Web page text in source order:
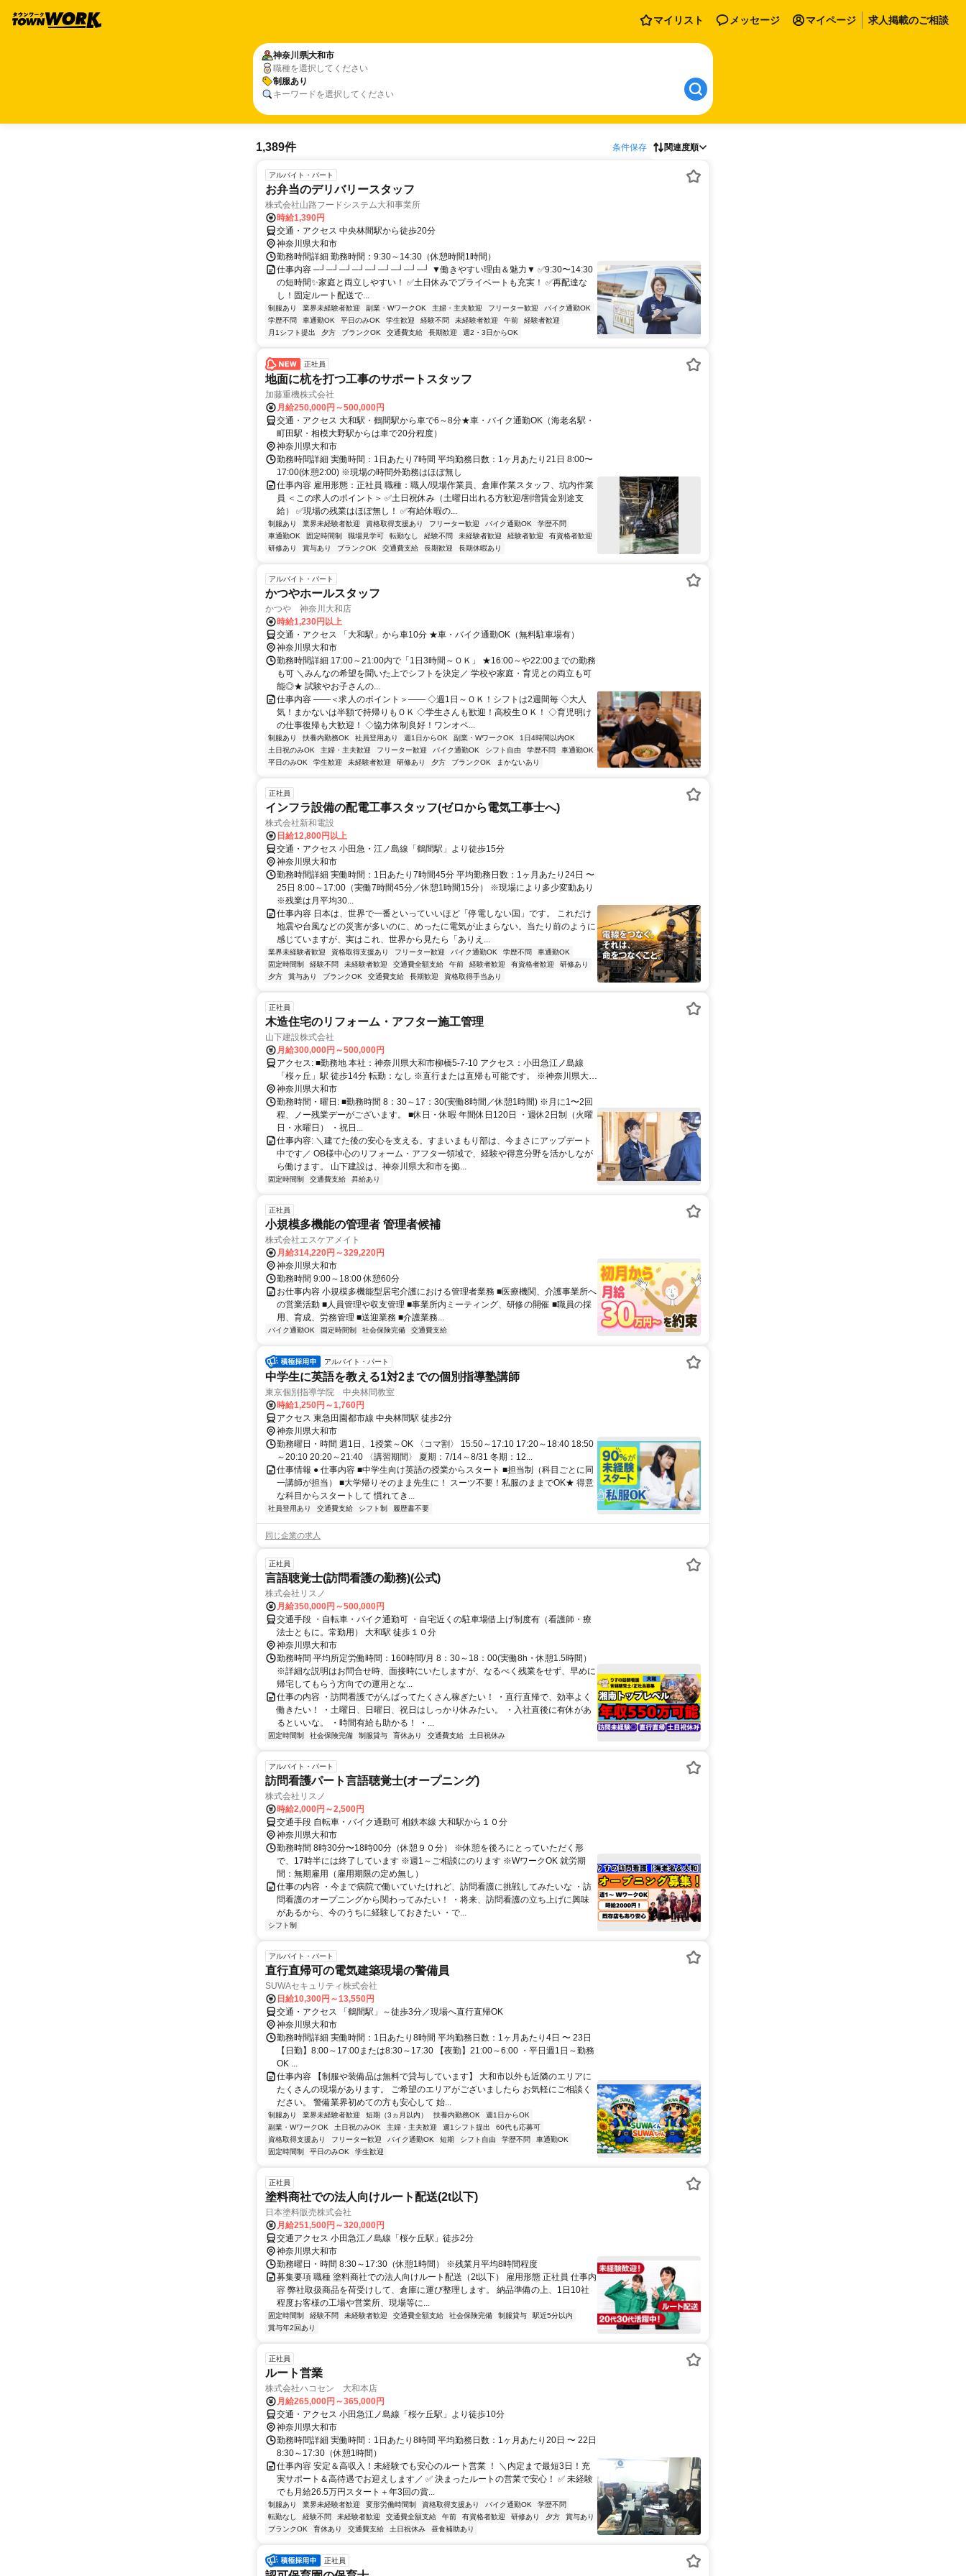
マイリスト メッセージ マイページ 求人掲載のご相談
神奈川県大和市
職種を選択してください
制服あり
キーワードを選択してください
1,389件 条件保存 関連度順
アルバイト・パート
お弁当のデリバリースタッフ
株式会社山路フードシステム大和事業所
時給1,390円
交通・アクセス 中央林間駅から徒歩20分
神奈川県大和市
勤務時間詳細 勤務時間：9:30～14:30（休憩時間1時間）
仕事内容 ─┘─┘─┘─┘─┘─┘─┘─┘─┘ ▼働きやすい理由＆魅力▼ ✅9:30〜14:30
の短時間✨家庭と両立しやすい！ ✅土日休みでプライベートも充実！ ✅再配達な
し！固定ルート配送で...
制服あり 業界未経験者歓迎 副業・WワークOK 主婦・主夫歓迎 フリーター歓迎
バイク通勤OK
学歴不問
車通勤OK 平日のみOK 学生歓迎 経験不問 未経験者歓迎 午前
経験者歓迎
月1シフト提出
夕方 ブランクOK 交通費支給 長期歓迎 週2・3日からOK
正社員
地面に杭を打つ工事のサポートスタッフ
加藤重機株式会社
月給250,000円～500,000円
交通・アクセス 大和駅・鶴間駅から車で6～8分★車・バイク通勤OK（海老名駅・
町田駅・相模大野駅からは車で20分程度）
神奈川県大和市
勤務時間詳細 実働時間：1日あたり7時間 平均勤務日数：1ヶ月あたり21日 8:00〜
17:00(休憩2:00) ※現場の時間外勤務はほぼ無し
仕事内容 雇用形態：正社員 職種：職人/現場作業員、倉庫作業スタッフ、坑内作業
員 ＜この求人のポイント＞ ✅土日祝休み（土曜日出れる方歓迎/割増賃金別途支
給） ✅現場の残業はほぼ無し！ ✅有給休暇の...
制服あり 業界未経験者歓迎 資格取得支援あり フリーター歓迎 バイク通勤OK
学歴不問
車通勤OK
固定時間制 職場見学可 転勤なし 経験不問 未経験者歓迎 経験者歓迎
有資格者歓迎
研修あり
賞与あり ブランクOK 交通費支給 長期歓迎 長期休暇あり
アルバイト・パート
かつやホールスタッフ
かつや 神奈川大和店
時給1,230円以上
交通・アクセス 「大和駅」から車10分 ★車・バイク通勤OK（無料駐車場有）
神奈川県大和市
勤務時間詳細 17:00～21:00内で「1日3時間～ＯＫ」 ★16:00～や22:00までの勤務
も可 ＼みんなの希望を聞いた上でシフトを決定／ 学校や家庭・育児との両立も可
能◎★ 試験やお子さんの...
仕事内容 ――＜求人のポイント＞―― ◇週1日～ＯＫ！シフトは2週間毎 ◇大人
気！まかないは半額で持帰りもＯＫ ◇学生さんも歓迎！高校生ＯＫ！ ◇育児明け
の仕事復帰も大歓迎！ ◇協力体制良好！ワンオペ...
制服あり 扶養内勤務OK 社員登用あり 週1日からOK 副業・WワークOK
1日4時間以内OK
土日祝のみOK
主婦・主夫歓迎 フリーター歓迎 バイク通勤OK シフト自由 学歴不問
車通勤OK
平日のみOK
学生歓迎 未経験者歓迎 研修あり 夕方 ブランクOK まかないあり
正社員
インフラ設備の配電工事スタッフ(ゼロから電気工事士へ)
株式会社新和電設
日給12,800円以上
交通・アクセス 小田急・江ノ島線「鶴間駅」より徒歩15分
神奈川県大和市
勤務時間詳細 実働時間：1日あたり7時間45分 平均勤務日数：1ヶ月あたり24日 〜
25日 8:00～17:00（実働7時間45分／休憩1時間15分） ※現場により多少変動あり
※残業は月平均30...
仕事内容 日本は、世界で一番といっていいほど「停電しない国」です。 これだけ
地震や台風などの災害が多いのに、めったに電気が止まらない。当たり前のように
感じていますが、実はこれ、世界から見たら「ありえ...
業界未経験者歓迎 資格取得支援あり フリーター歓迎 バイク通勤OK 学歴不問
車通勤OK
固定時間制
経験不問 未経験者歓迎 交通費全額支給 午前 経験者歓迎 有資格者歓迎
研修あり
夕方
賞与あり ブランクOK 交通費支給 長期歓迎 資格取得手当あり
正社員
木造住宅のリフォーム・アフター施工管理
山下建設株式会社
月給300,000円～500,000円
アクセス: ■勤務地 本社：神奈川県大和市柳橋5-7-10 アクセス：小田急江ノ島線
「桜ヶ丘」駅 徒歩14分 転勤：なし ※直行または直帰も可能です。 ※神奈川県大和
市は、都心方面や湘南エリアへのアクセスもしやすい立地です。 【UIターン歓
迎】 県外からの転職や転居を伴う入社についても、できる限りサポートしたいと
考えています。 タイミングや空き状況によっては、家賃3万円で入居可能な賃貸物
件をご案内できる場合があります。 また、転居が必要な場合は、引っ越し費用の
一部補助もございます。 詳細は状況により異なりますので、まずはお気軽にご相
談ください。
神奈川県大和市
勤務時間・曜日: ■勤務時間 8：30～17：30(実働8時間／休憩1時間) ※月に1〜2回
程、ノー残業デーがございます。 ■休日・休暇 年間休日120日 ・週休2日制（火曜
日・水曜日） ・祝日...
仕事内容: ＼建てた後の安心を支える。すまいまもり部は、今まさにアップデート
中です／ OB様中心のリフォーム・アフター領域で、経験や得意分野を活かしなが
ら働けます。 山下建設は、神奈川県大和市を拠...
固定時間制 交通費支給 昇給あり
正社員
小規模多機能の管理者 管理者候補
株式会社エスケアメイト
月給314,220円～329,220円
神奈川県大和市
勤務時間 9:00～18:00 休憩60分
お仕事内容 小規模多機能型居宅介護における管理者業務 ■医療機関、介護事業所へ
の営業活動 ■人員管理や収支管理 ■事業所内ミーティング、研修の開催 ■職員の採
用、育成、労務管理 ■送迎業務 ■介護業務...
バイク通勤OK 固定時間制 社会保険完備 交通費支給
アルバイト・パート
中学生に英語を教える1対2までの個別指導塾講師
東京個別指導学院 中央林間教室
時給1,250円～1,760円
アクセス 東急田園都市線 中央林間駅 徒歩2分
神奈川県大和市
勤務曜日・時間 週1日、1授業～OK 〈コマ割〉 15:50～17:10 17:20～18:40 18:50
～20:10 20:20～21:40 〈講習期間〉 夏期：7/14～8/31 冬期：12...
仕事情報 ● 仕事内容 ■中学生向け英語の授業からスタート ■担当制（科目ごとに同
一講師が担当） ■大学帰りそのまま先生に！ スーツ不要！私服のままでOK★ 得意
な科目からスタートして 慣れてき...
社員登用あり 交通費支給 シフト制 履歴書不要
同じ企業の求人
正社員
言語聴覚士(訪問看護の勤務)(公式)
株式会社リスノ
月給350,000円～500,000円
交通手段 ・自転車・バイク通勤可 ・自宅近くの駐車場借上げ制度有（看護師・療
法士ともに。常勤用） 大和駅 徒歩１０分
神奈川県大和市
勤務時間 平均所定労働時間：160時間/月 8：30～18：00(実働8h・休憩1.5時間）
※詳細な説明はお問合せ時、面接時にいたしますが、なるべく残業をせず、早めに
帰宅してもらう方向での運用とな...
仕事の内容 ・訪問看護でがんばってたくさん稼ぎたい！ ・直行直帰で、効率よく
働きたい！ ・土曜日、日曜日、祝日はしっかり休みたい。 ・入社直後に有休があ
るといいな。 ・時間有給も助かる！ ・...
固定時間制 社会保険完備 制服貸与 育休あり 交通費支給 土日祝休み
アルバイト・パート
訪問看護パート言語聴覚士(オープニング)
株式会社リスノ
時給2,000円～2,500円
交通手段 自転車・バイク通勤可 相鉄本線 大和駅から１０分
神奈川県大和市
勤務時間 8時30分〜18時00分（休憩９０分） ※休憩を後ろにとっていただく形
で、17時半には終了しています ※週1～ご相談にのります ※WワークOK 就労期
間：無期雇用（雇用期限の定め無し）
仕事の内容 ・今まで病院で働いていたけれど、訪問看護に挑戦してみたいな ・訪
問看護のオープニングから関わってみたい！ ・将来、訪問看護の立ち上げに興味
があるから、今のうちに経験しておきたい ・で...
シフト制
アルバイト・パート
直行直帰可の電気建築現場の警備員
SUWAセキュリティ株式会社
日給10,300円～13,550円
交通・アクセス 「鶴間駅」～徒歩3分／現場へ直行直帰OK
神奈川県大和市
勤務時間詳細 実働時間：1日あたり8時間 平均勤務日数：1ヶ月あたり4日 〜 23日
【日勤】8:00～17:00または8:30～17:30 【夜勤】21:00～6:00 ・平日週1日～勤務
OK ...
仕事内容 【制服や装備品は無料で貸与しています】 大和市以外も近隣のエリアに
たくさんの現場があります。 ご希望のエリアがございましたら お気軽にご相談く
ださい。 警備業界初めての方も安心して 始...
制服あり 業界未経験者歓迎 短期（3ヵ月以内） 扶養内勤務OK
週1日からOK
副業・WワークOK
土日祝のみOK 主婦・主夫歓迎 週1シフト提出
60代も応募可
資格取得支援あり
フリーター歓迎 バイク通勤OK 短期 シフト自由 学歴不問
車通勤OK
固定時間制
平日のみOK 学生歓迎
正社員
塗料商社での法人向けルート配送(2t以下)
日本塗料販売株式会社
月給251,500円～320,000円
交通アクセス 小田急江ノ島線「桜ケ丘駅」徒歩2分
神奈川県大和市
勤務曜日・時間 8:30～17:30（休憩1時間） ※残業月平均8時間程度
募集要項 職種 塗料商社での法人向けルート配送（2t以下） 雇用形態 正社員 仕事内
容 弊社取扱商品を荷受けして、倉庫に運び整理します。 納品準備の上、1日10社
程度お客様の工場や営業所、現場等に...
固定時間制 経験不問 未経験者歓迎 交通費全額支給 社会保険完備 制服貸与
駅近5分以内
賞与年2回あり
正社員
ルート営業
株式会社ハコセン 大和本店
月給265,000円～365,000円
交通・アクセス 小田急江ノ島線「桜ケ丘駅」より徒歩10分
神奈川県大和市
勤務時間詳細 実働時間：1日あたり8時間 平均勤務日数：1ヶ月あたり20日 〜 22日
8:30～17:30（休憩1時間）
仕事内容 安定＆高収入！未経験でも安心のルート営業 ！ ＼内定まで最短3日！充
実サポート＆高待遇でお迎えします／ ✅ 決まったルートの営業で安心！ ✅ 未経験
でも月給26.5万円スタート＋年3回の賞...
制服あり 業界未経験者歓迎 変形労働時間制 資格取得支援あり バイク通勤OK
学歴不問
転勤なし
経験不問 未経験者歓迎 交通費全額支給 午前 有資格者歓迎 研修あり 夕方
賞与あり
ブランクOK
育休あり 交通費支給 土日祝休み 昼食補助あり
正社員